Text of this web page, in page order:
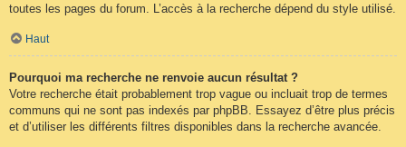
toutes les pages du forum. L’accès à la recherche dépend du style utilisé.
Haut
Pourquoi ma recherche ne renvoie aucun résultat ?
Votre recherche était probablement trop vague ou incluait trop de termes
communs qui ne sont pas indexés par phpBB. Essayez d’être plus précis
et d’utiliser les différents filtres disponibles dans la recherche avancée.